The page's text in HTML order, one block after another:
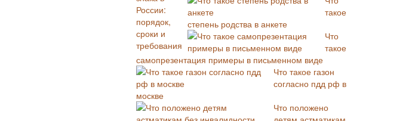
такое
степень родства в анкете
Что
такое
самопрезентация примеры в письменном виде
Что такое газон
согласно пдд рф в
москве
Что положено